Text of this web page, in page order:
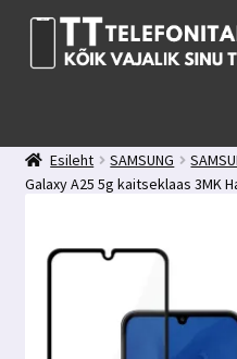
Liigu
navigeerimisele
Liigu
juurde
Minu konto
Kontakt
Esileht SAMSUNG
Galaxy A25 5g kaitseklaas 3MK